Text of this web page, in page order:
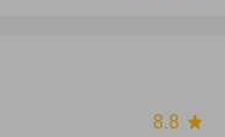
8.8 star